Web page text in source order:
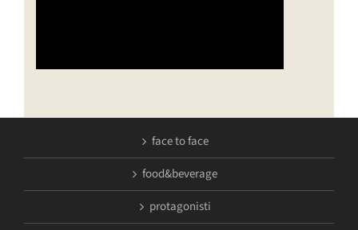
face to face
food&beverage
protagonisti